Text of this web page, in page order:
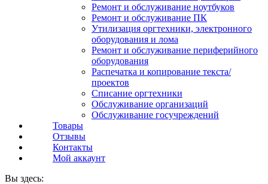
Ремонт и обслуживание ноутбуков
Ремонт и обслуживание ПК
Утилизация оргтехники, электронного
оборудования и лома
Ремонт и обслуживание периферийного
оборудования
Распечатка и копирование текста/
проектов
Списание оргтехники
Обслуживание организаций
Обслуживание госучреждений
Товары
Отзывы
Контакты
Мой аккаунт
Вы здесь: